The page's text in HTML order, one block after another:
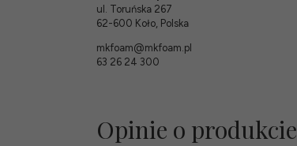
ul. Toruńska 267
62-600 Koło, Polska
mkfoam@mkfoam.pl
63 26 24 300
Opinie o produkcie